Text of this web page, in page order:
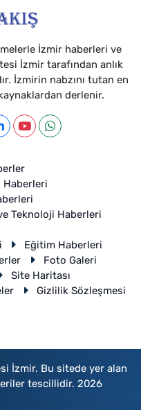
İzmir haberleri ve
İzmir tarafından anlık
İzmirin nabzını tutan en
derlenir.
Haberleri
Teknoloji Haberleri
Eğitim Haberleri
Foto Galeri
Site Haritası
Gizlilik Sözleşmesi
İzmir. Bu sitede yer alan
tescillidir. 2026